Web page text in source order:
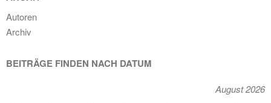
Autoren
Archiv
BEITRÄGE FINDEN NACH DATUM
August 2026